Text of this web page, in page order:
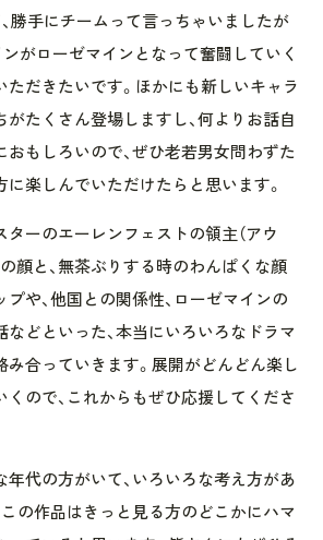
勝手にチームって言っちゃいましたが
インがローゼマインとなって奮闘していく
ただきたいです。ほかにも新しいキャラ
がたくさん登場しますし、何よりお話自
おもしろいので、ぜひ老若男女問わずた
に楽しんでいただけたらと思います。
ターのエーレンフェストの領主（アウ
の顔と、無茶ぶりする時のわんぱくな顔
プや、他国との関係性、ローゼマインの
などといった、本当にいろいろなドラマ
み合っていきます。展開がどんどん楽し
くので、これからもぜひ応援してくださ
年代の方がいて、いろいろな考え方があ
この作品はきっと見る方のどこかにハマ